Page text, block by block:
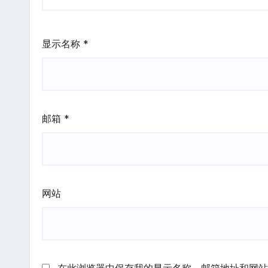
显示名称 *
邮箱 *
网站